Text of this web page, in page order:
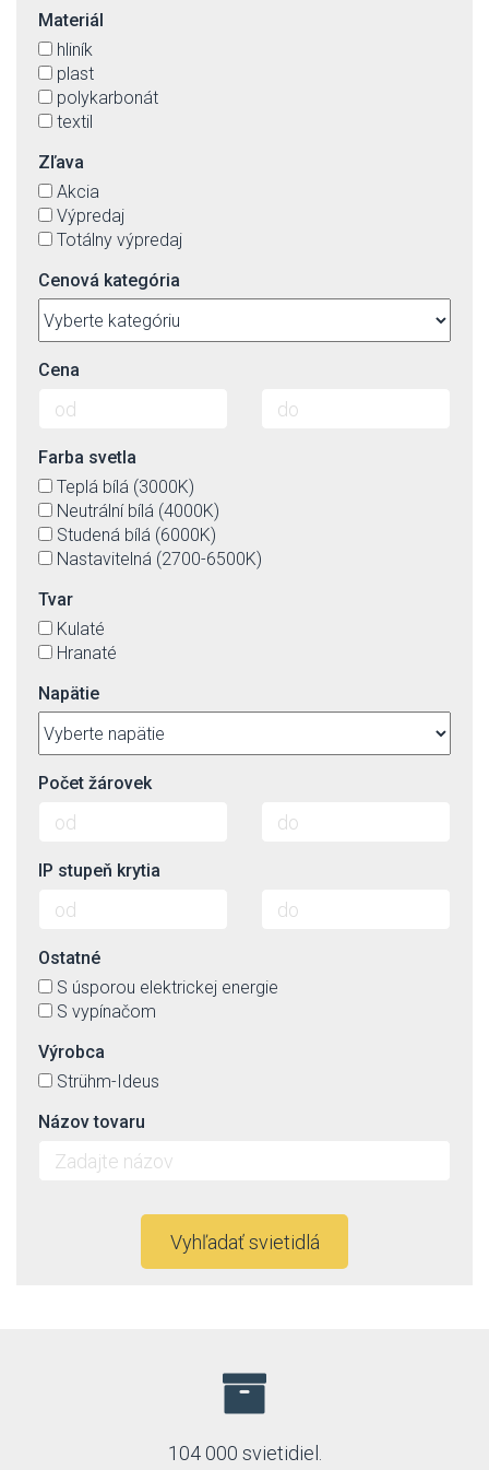
Materiál
hliník
plast
polykarbonát
textil
Zľava
Akcia
Výpredaj
Totálny výpredaj
Cenová kategória
Cena
Farba svetla
Teplá bílá (3000K)
Neutrální bílá (4000K)
Studená bílá (6000K)
Nastavitelná (2700-6500K)
Tvar
Kulaté
Hranaté
Napätie
Počet žárovek
IP stupeň krytia
Ostatné
S úsporou elektrickej energie
S vypínačom
Výrobca
Strühm-Ideus
Názov tovaru
Vyhľadať svietidlá
104 000 svietidiel.